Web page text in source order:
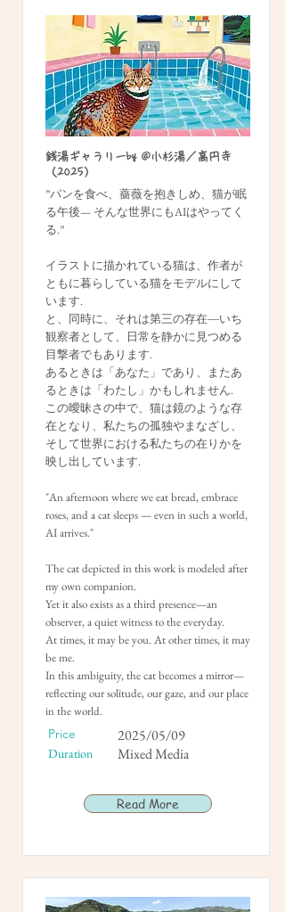
銭湯ギャラリーby @小杉湯／高円寺
（2025）
”パンを食べ、薔薇を抱きしめ、猫が眠
る午後— そんな世界にもAIはやってく
る.”
イラストに描かれている猫は、作者が
ともに暮らしている猫をモデルにして
います.
と、同時に、それは第三の存在―いち
観察者として、日常を静かに見つめる
目撃者でもあります.
あるときは「あなた」であり、またあ
るときは「わたし」かもしれません.
この曖昧さの中で、猫は鏡のような存
在となり、私たちの孤独やまなざし、
そして世界における私たちの在りかを
映し出しています.
"An afternoon where we eat bread, embrace
roses, and a cat sleeps — even in such a world,
AI arrives."
The cat depicted in this work is modeled after
my own companion.
Yet it also exists as a third presence—an
observer, a quiet witness to the everyday.
At times, it may be you. At other times, it may
be me.
In this ambiguity, the cat becomes a mirror—
reflecting our solitude, our gaze, and our place
in the world.
Price 2025/05/09
Duration Mixed Media
Read More